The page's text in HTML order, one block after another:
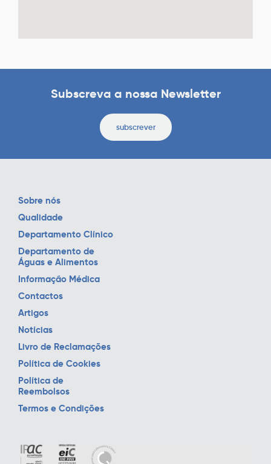
Subscreva a nossa Newsletter
subscrever
Sobre nós
Qualidade
Departamento Clínico
Departamento de
Águas e Alimentos
Informação Médica
Contactos
Artigos
Notícias
Livro de Reclamações
Política de Cookies
Política de
Reembolsos
Termos e Condições